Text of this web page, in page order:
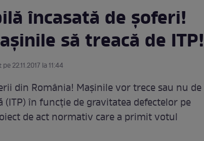
încasată de şoferi!
să treacă de ITP!
22.11.2017 la 11:44
din România! Mașinile vor trece sau nu de
(ITP) în funcție de gravitatea defectelor pe
de act normativ care a primit votul